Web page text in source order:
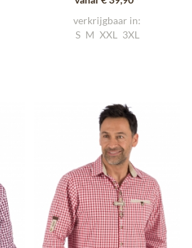
verkrijgbaar in:
S M XXL 3XL